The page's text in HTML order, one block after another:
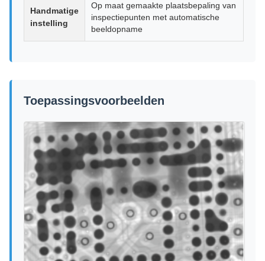
Handmatige
instelling
Op maat gemaakte plaatsbepaling van
inspectiepunten met automatische
beeldopname
Toepassingsvoorbeelden